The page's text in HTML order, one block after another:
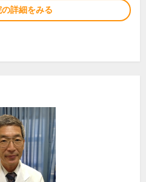
詳細をみる